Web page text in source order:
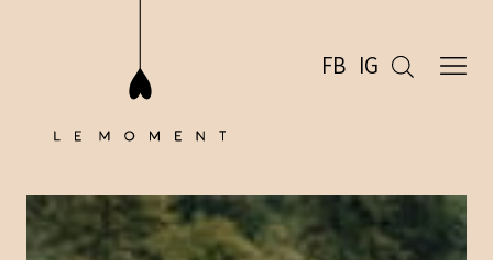
FB IG